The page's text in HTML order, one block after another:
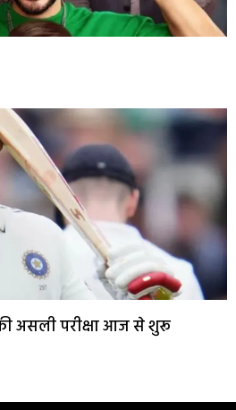
असली परीक्षा आज से शुरू